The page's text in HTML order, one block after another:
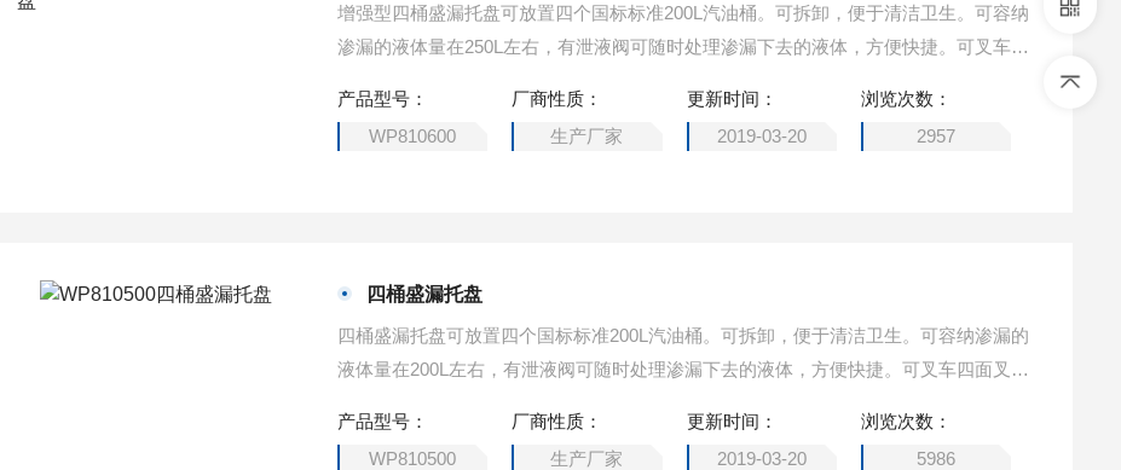
增强型四桶盛漏托盘可放置四个国标标准200L汽油桶。可拆卸，便于清洁卫生。可容纳
渗漏的液体量在250L左右，有泄液阀可随时处理渗漏下去的液体，方便快捷。可叉车四
产品型号：
WP810600
厂商性质：
生产厂家
更新时间：
2019-03-20
浏览次数：
2957
四桶盛漏托盘
四桶盛漏托盘可放置四个国标标准200L汽油桶。可拆卸，便于清洁卫生。可容纳渗漏的
液体量在200L左右，有泄液阀可随时处理渗漏下去的液体，方便快捷。可叉车四面叉取
产品型号：
WP810500
厂商性质：
生产厂家
更新时间：
2019-03-20
浏览次数：
5986